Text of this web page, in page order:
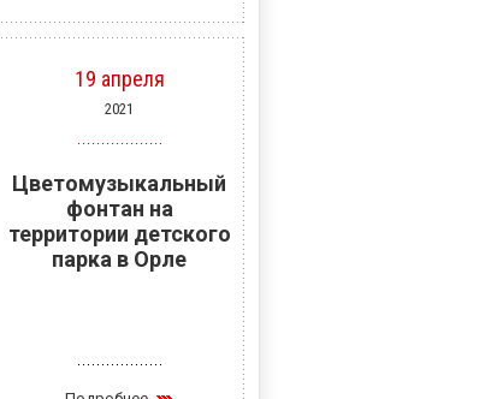
19 апреля
2021
Цветомузыкальный
фонтан на
территории детского
парка в Орле